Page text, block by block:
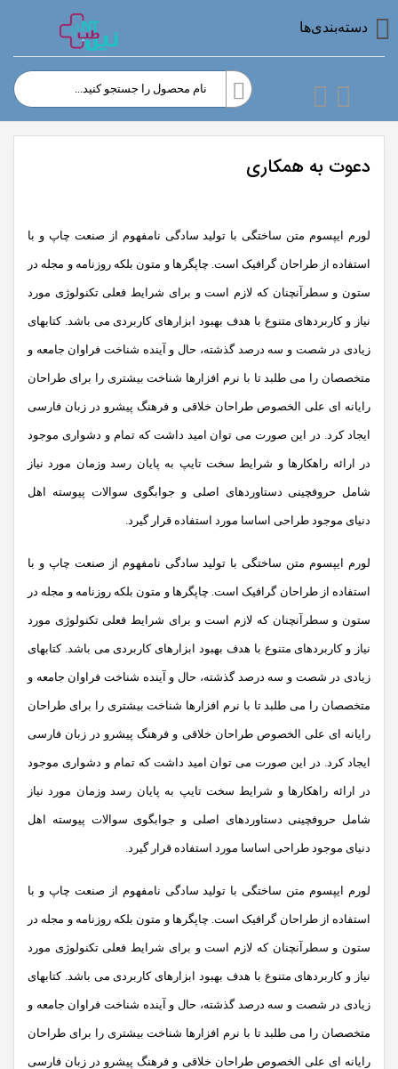
دسته‌بندی‌ها
دعوت به همکاری
لورم ایپسوم متن ساختگی با تولید سادگی نامفهوم از صنعت چاپ و با
استفاده از طراحان گرافیک است. چاپگرها و متون بلکه روزنامه و مجله در
ستون و سطرآنچنان که لازم است و برای شرایط فعلی تکنولوژی مورد
نیاز و کاربردهای متنوع با هدف بهبود ابزارهای کاربردی می باشد. کتابهای
زیادی در شصت و سه درصد گذشته، حال و آینده شناخت فراوان جامعه و
متخصصان را می طلبد تا با نرم افزارها شناخت بیشتری را برای طراحان
رایانه ای علی الخصوص طراحان خلاقی و فرهنگ پیشرو در زبان فارسی
ایجاد کرد. در این صورت می توان امید داشت که تمام و دشواری موجود
در ارائه راهکارها و شرایط سخت تایپ به پایان رسد وزمان مورد نیاز
شامل حروفچینی دستاوردهای اصلی و جوابگوی سوالات پیوسته اهل
دنیای موجود طراحی اساسا مورد استفاده قرار گیرد.
لورم ایپسوم متن ساختگی با تولید سادگی نامفهوم از صنعت چاپ و با
استفاده از طراحان گرافیک است. چاپگرها و متون بلکه روزنامه و مجله در
ستون و سطرآنچنان که لازم است و برای شرایط فعلی تکنولوژی مورد
نیاز و کاربردهای متنوع با هدف بهبود ابزارهای کاربردی می باشد. کتابهای
زیادی در شصت و سه درصد گذشته، حال و آینده شناخت فراوان جامعه و
متخصصان را می طلبد تا با نرم افزارها شناخت بیشتری را برای طراحان
رایانه ای علی الخصوص طراحان خلاقی و فرهنگ پیشرو در زبان فارسی
ایجاد کرد. در این صورت می توان امید داشت که تمام و دشواری موجود
در ارائه راهکارها و شرایط سخت تایپ به پایان رسد وزمان مورد نیاز
شامل حروفچینی دستاوردهای اصلی و جوابگوی سوالات پیوسته اهل
دنیای موجود طراحی اساسا مورد استفاده قرار گیرد.
لورم ایپسوم متن ساختگی با تولید سادگی نامفهوم از صنعت چاپ و با
استفاده از طراحان گرافیک است. چاپگرها و متون بلکه روزنامه و مجله در
ستون و سطرآنچنان که لازم است و برای شرایط فعلی تکنولوژی مورد
نیاز و کاربردهای متنوع با هدف بهبود ابزارهای کاربردی می باشد. کتابهای
زیادی در شصت و سه درصد گذشته، حال و آینده شناخت فراوان جامعه و
متخصصان را می طلبد تا با نرم افزارها شناخت بیشتری را برای طراحان
رایانه ای علی الخصوص طراحان خلاقی و فرهنگ پیشرو در زبان فارسی